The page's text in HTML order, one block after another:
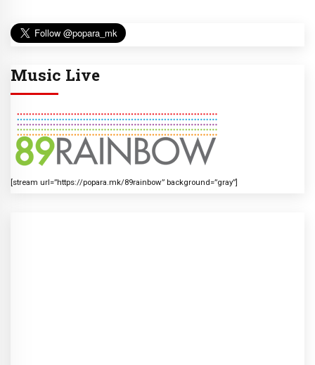
Music Live
[stream url=”https://popara.mk/89rainbow” background=”gray”]